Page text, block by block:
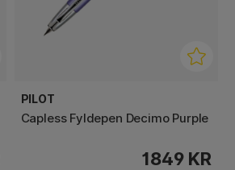
PILOT
Capless Fyldepen Decimo Purple
1849 KR